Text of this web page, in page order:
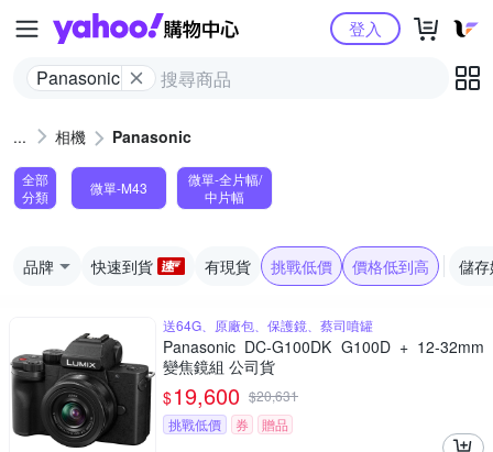
Yahoo購物中心
Panasonic
登入
相機 Panasonic
全部
分類
微單-M43
微單-全片幅/
中片幅
品牌 快速到貨 有現貨 挑戰低價 價格低到高 儲
送64G、原廠包、保護鏡、蔡司噴罐
Panasonic DC-G100DK G100D + 12-32mm
變焦鏡組 公司貨
$19,600 $20,631
挑戰低價
券 贈品